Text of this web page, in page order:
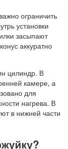
ограничить
установки
засыпают
аккуратно
цилиндр. В
камере, а
для
нагрева. В
в нижней части